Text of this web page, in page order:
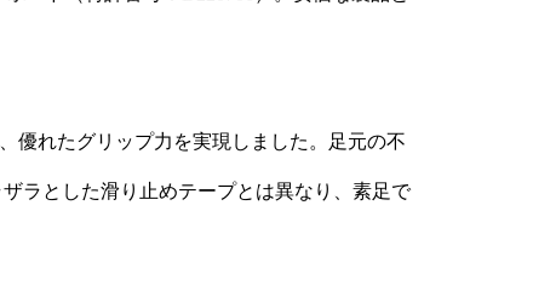
優れたグリップ力を実現しました。足元の不
ラとした滑り止めテープとは異なり、素足で